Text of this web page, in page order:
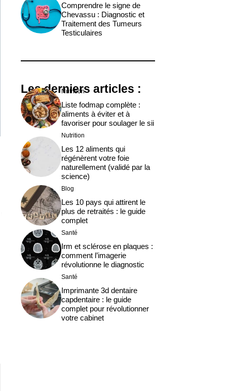
Comprendre le signe de
Chevassu : Diagnostic et
Traitement des Tumeurs
Testiculaires
Les derniers articles :
Nutrition
Liste fodmap complète :
aliments à éviter et à
favoriser pour soulager le sii
Nutrition
Les 12 aliments qui
régénèrent votre foie
naturellement (validé par la
science)
Blog
Les 10 pays qui attirent le
plus de retraités : le guide
complet
Santé
Irm et sclérose en plaques :
comment l’imagerie
révolutionne le diagnostic
Santé
Imprimante 3d dentaire
capdentaire : le guide
complet pour révolutionner
votre cabinet